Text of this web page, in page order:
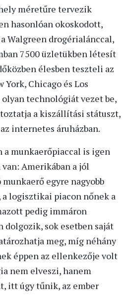
méretűre tervezik
hasonlóan okoskodott,
Walgreen drogérialánccal,
7500 üzletükben létesít
élesben teszteli az
York, Chicago és Los
olyan technológiát vezet be,
a kiszállítási státuszt,
internetes áruházban.
munkaerőpiaccal is igen
van: Amerikában a jól
egyre nagyobb
a logisztikai piacon nőnek a
pedig immáron
dolgozik, sok esetben saját
meg, míg néhány
éppen az ellenkezője volt
nem elveszi, hanem
itt úgy tűnik, az ember